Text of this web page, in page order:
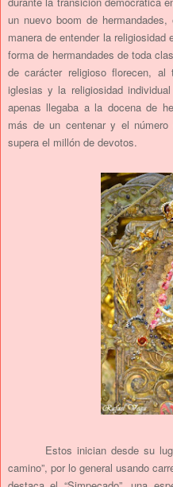
un nuevo boom de
manera de entender la
forma de hermandades de toda
de carácter religioso florecen,
iglesias y la religiosidad
apenas llegaba a la docena de
más de un centenar y el
supera el millón de devotos.
Estos inician desde su
camino”, por lo general usando